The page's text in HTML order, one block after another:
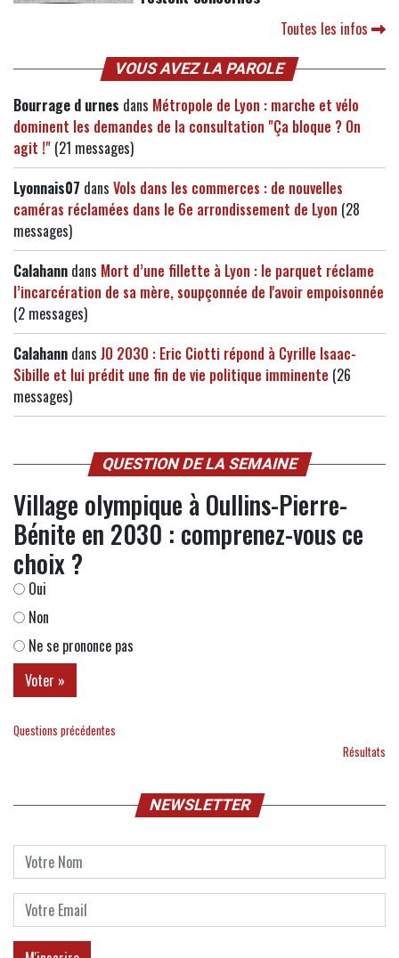
Toutes les infos
VOUS AVEZ LA PAROLE
Bourrage d urnes dans Métropole de Lyon : marche et vélo
dominent les demandes de la consultation "Ça bloque ? On
agit !" (21 messages)
Lyonnais07 dans Vols dans les commerces : de nouvelles
caméras réclamées dans le 6e arrondissement de Lyon (28
messages)
Calahann dans Mort d’une fillette à Lyon : le parquet réclame
l’incarcération de sa mère, soupçonnée de l'avoir empoisonnée
(2 messages)
Calahann dans JO 2030 : Eric Ciotti répond à Cyrille Isaac-
Sibille et lui prédit une fin de vie politique imminente (26
messages)
QUESTION DE LA SEMAINE
Village olympique à Oullins-Pierre-
Bénite en 2030 : comprenez-vous ce
choix ?
Oui
Non
Ne se prononce pas
Questions précédentes
Résultats
NEWSLETTER